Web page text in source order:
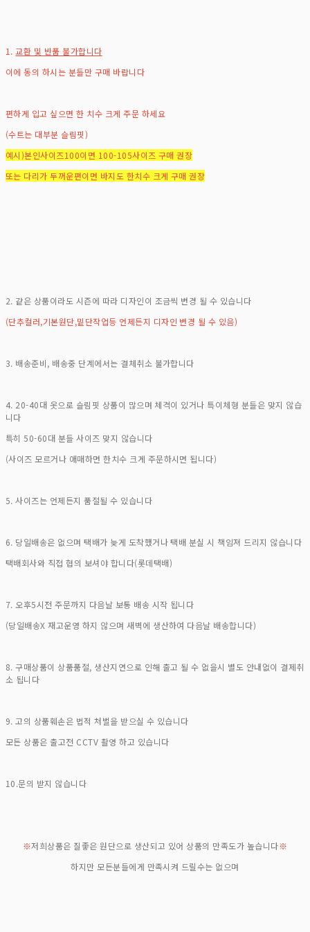
1.교환 및 반품 불가합니다
이에 동의 하시는 분들만 구매 바랍니다
편하게 입고 싶으면 한 치수 크게 주문 하세요
(수트는 대부분 슬림핏)
예시)본인사이즈100이면 100-105사이즈 구매 권장
또는 다리가 두꺼운편이면 바지도 한치수 크게 구매 권장
2. 같은 상품이라도 시즌에 따라 디자인이 조금씩 변경 될 수 있습니다
(단추컬러,기본원단,밑단작업등 언제든지 디자인 변경 될 수 있음)
3. 배송준비, 배송중 단계에서는 결체취소 불가합니다
4. 20-40대 옷으로 슬림핏 상품이 많으며 체격이 있거나 특이체형 분들은 맞지 않습
니다
특히 50-60대 분들 사이즈 맞지 않습니다
(사이즈 모르거나 애매하면 한치수 크게 주문하시면 됩니다)
5. 사이즈는 언제든지 품절될 수 있습니다
6. 당일배송은 없으며 택배가 늦게 도착했거나 택배 분실 시 책임져 드리지 않습니다
택배회사와 직접 협의 보셔야 합니다(롯데택배)
7. 오후5시전 주문까지 다음날 보통 배송 시작 됩니다
(당일배송X 재고운영 하지 않으며 새벽에 생산하여 다음날 배송합니다)
8. 구매상품이 상품품절, 생산지연으로 인해 출고 될 수 없을시 별도 안내없이 결제취
소 됩니다
9. 고의 상품훼손은 법적 처벌을 받으실 수 있습니다
모든 상품은 출고전 CCTV 촬영 하고 있습니다
10.문의 받지 않습니다
※저희상품은 질좋은 원단으로 생산되고 있어 상품의 만족도가 높습니다※
하지만 모든분들에게 만족시켜 드릴수는 없으며